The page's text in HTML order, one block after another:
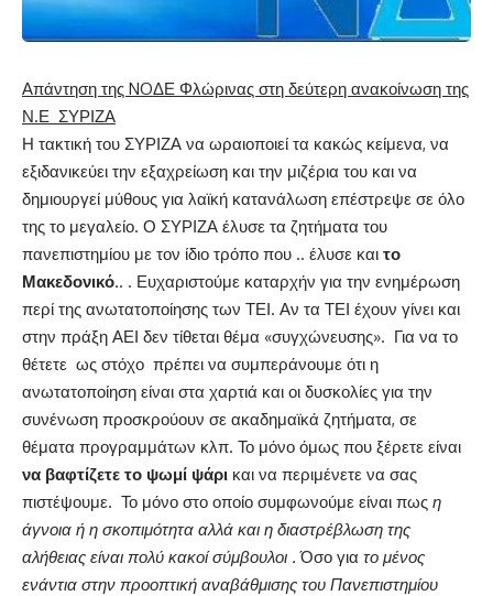
Απάντηση της NOΔΕ Φλώρινας στη δεύτερη ανακοίνωση της
Ν.Ε ΣΥΡΙΖΑ
Η τακτική του ΣΥΡΙΖΑ να ωραιοποιεί τα κακώς κείμενα, να
εξιδανικεύει την εξαχρείωση και την μιζέρια του και να
δημιουργεί μύθους για λαϊκή κατανάλωση επέστρεψε σε όλο
της το μεγαλείο. Ο ΣΥΡΙΖΑ έλυσε τα ζητήματα του
πανεπιστημίου με τον ίδιο τρόπο που .. έλυσε και το
Μακεδονικό.. . Ευχαριστούμε καταρχήν για την ενημέρωση
περί της ανωτατοποίησης των ΤΕΙ. Αν τα ΤΕΙ έχουν γίνει και
στην πράξη ΑΕΙ δεν τίθεται θέμα «συγχώνευσης». Για να το
θέτετε ως στόχο πρέπει να συμπεράνουμε ότι η
ανωτατοποίηση είναι στα χαρτιά και οι δυσκολίες για την
συνένωση προσκρούουν σε ακαδημαϊκά ζητήματα, σε
θέματα προγραμμάτων κλπ. Το μόνο όμως που ξέρετε είναι
να βαφτίζετε το ψωμί ψάρι και να περιμένετε να σας
πιστέψουμε. Το μόνο στο οποίο συμφωνούμε είναι πως η
άγνοια ή η σκοπιμότητα αλλά και η διαστρέβλωση της
αλήθειας είναι πολύ κακοί σύμβουλοι .Όσο για το μένος
ενάντια στην προοπτική αναβάθμισης του Πανεπιστημίου